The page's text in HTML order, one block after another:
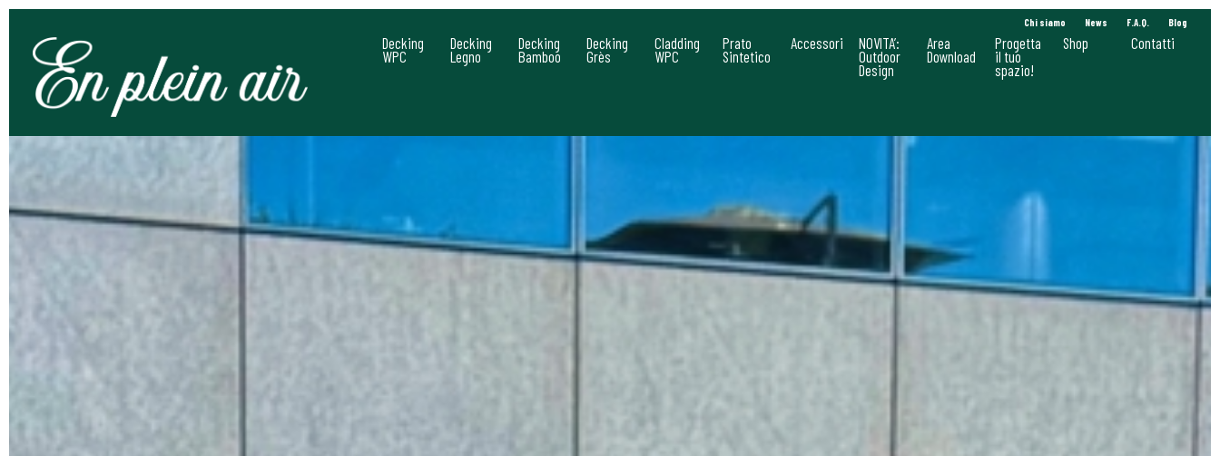
Chi siamo News F.A.Q. Blog
Decking
WPC
Decking
Legno
Decking
Bamboo
Decking
Grès
Cladding
WPC
Prato
Sintetico
Accessori NOVITA’:
Outdoor
Design
Area
Download
Progetta
il tuo
spazio!
Shop Contatti